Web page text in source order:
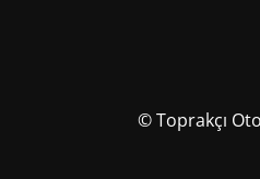
© Toprakçı